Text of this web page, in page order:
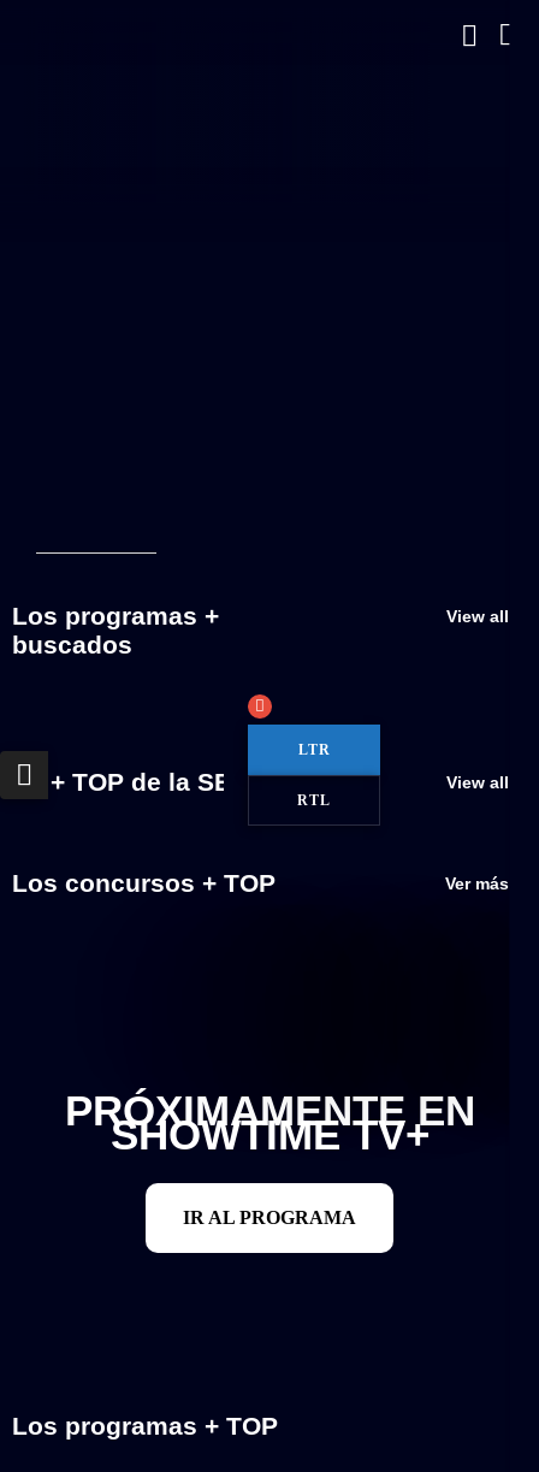
Los programas +
buscados
View all
Lo + TOP de la SEMANA View all
Los concursos + TOP Ver más
PRÓXIMAMENTE EN
SHOWTIME TV+
IR AL PROGRAMA
Los programas + TOP
LTR
RTL